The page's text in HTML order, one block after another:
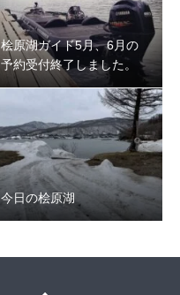
桧原湖ガイド5月、6月の
予約受付終了しました。
今日の桧原湖